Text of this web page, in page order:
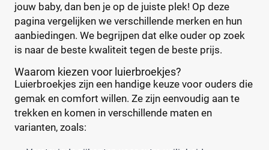
jouw baby, dan ben je op de juiste plek! Op deze
pagina vergelijken we verschillende merken en hun
aanbiedingen. We begrijpen dat elke ouder op zoek
is naar de beste kwaliteit tegen de beste prijs.
Waarom kiezen voor luierbroekjes?
Luierbroekjes zijn een handige keuze voor ouders die
gemak en comfort willen. Ze zijn eenvoudig aan te
trekken en komen in verschillende maten en
varianten, zoals: